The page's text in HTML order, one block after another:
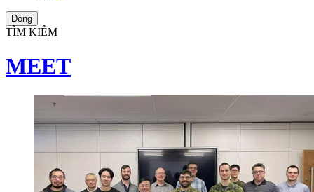
Đóng
TÌM KIẾM
MEET